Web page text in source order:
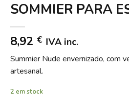
SOMMIER PARA
8,92 € IVA inc.
Summier Nude envernizado, com
artesanal.
2 em stock